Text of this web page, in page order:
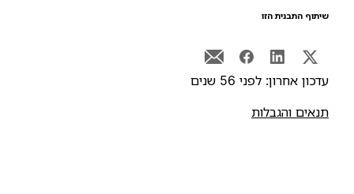
התבנית הזו
אחרון: לפני 56 שנים
והגבלות